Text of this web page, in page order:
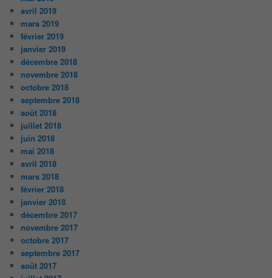
avril 2019
mars 2019
février 2019
janvier 2019
décembre 2018
novembre 2018
octobre 2018
septembre 2018
août 2018
juillet 2018
juin 2018
mai 2018
avril 2018
mars 2018
février 2018
janvier 2018
décembre 2017
novembre 2017
octobre 2017
septembre 2017
août 2017